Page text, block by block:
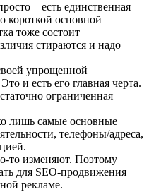
– есть единственная
короткой основной
тоже состоит
стираются и надо
упрощенной
и есть его главная черта.
ограниченная
лишь самые основные
телефоны/адреса,
то изменяют. Поэтому
для SEO-продвижения
рекламе.